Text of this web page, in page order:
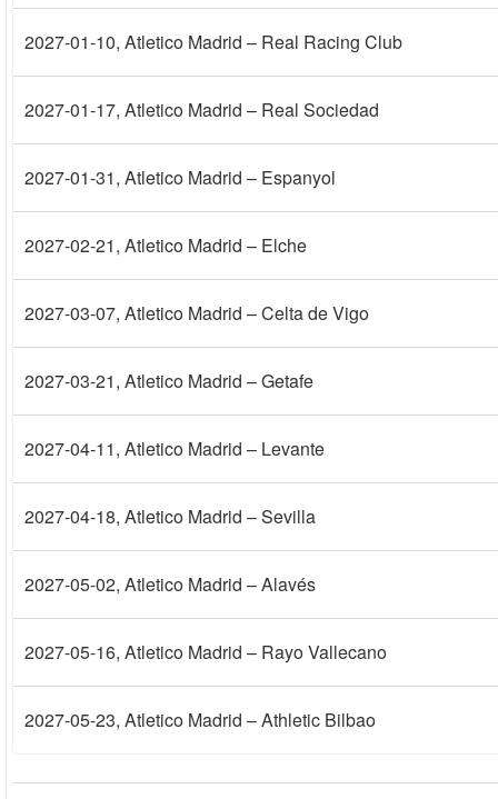
2027-01-10, Atletico Madrid – Real Racing Club
2027-01-17, Atletico Madrid – Real Sociedad
2027-01-31, Atletico Madrid – Espanyol
2027-02-21, Atletico Madrid – Elche
2027-03-07, Atletico Madrid – Celta de Vigo
2027-03-21, Atletico Madrid – Getafe
2027-04-11, Atletico Madrid – Levante
2027-04-18, Atletico Madrid – Sevilla
2027-05-02, Atletico Madrid – Alavés
2027-05-16, Atletico Madrid – Rayo Vallecano
2027-05-23, Atletico Madrid – Athletic Bilbao